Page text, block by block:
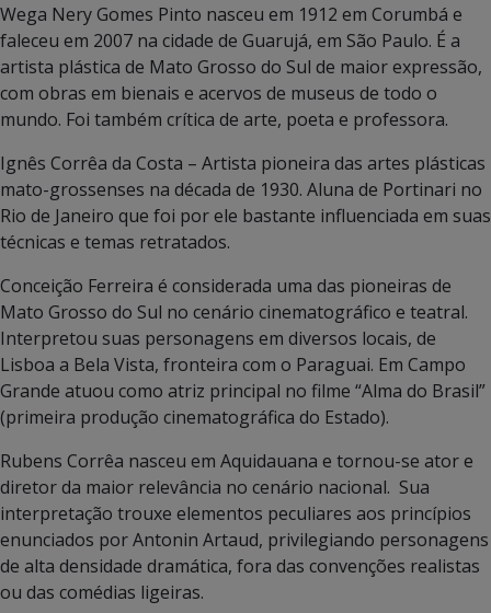
Wega Nery Gomes Pinto nasceu em 1912 em Corumbá e
faleceu em 2007 na cidade de Guarujá, em São Paulo. É a
artista plástica de Mato Grosso do Sul de maior expressão,
com obras em bienais e acervos de museus de todo o
mundo. Foi também crítica de arte, poeta e professora.
Ignês Corrêa da Costa – Artista pioneira das artes plásticas
mato-grossenses na década de 1930. Aluna de Portinari no
Rio de Janeiro que foi por ele bastante influenciada em suas
técnicas e temas retratados.
Conceição Ferreira é considerada uma das pioneiras de
Mato Grosso do Sul no cenário cinematográfico e teatral.
Interpretou suas personagens em diversos locais, de
Lisboa a Bela Vista, fronteira com o Paraguai. Em Campo
Grande atuou como atriz principal no filme “Alma do Brasil”
(primeira produção cinematográfica do Estado).
Rubens Corrêa nasceu em Aquidauana e tornou-se ator e
diretor da maior relevância no cenário nacional. Sua
interpretação trouxe elementos peculiares aos princípios
enunciados por Antonin Artaud, privilegiando personagens
de alta densidade dramática, fora das convenções realistas
ou das comédias ligeiras.